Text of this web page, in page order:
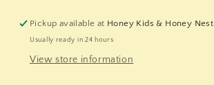
Pickup available at Honey Kids & Honey Nest
Usually ready in 24 hours
View store information